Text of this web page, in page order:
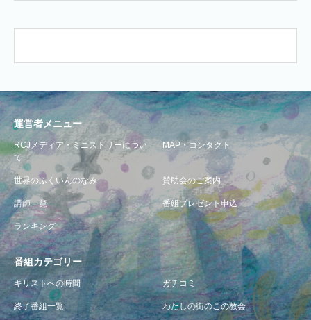
運営者メニュー
RCJメディア・ミニストリーについ
て
MAP・コンタクト
世界のふくいんのなみ 賛助会のご案内
講師一覧 番組プレゼント申込
ランキング
番組カテゴリー
キリストへの時間 ガチコミ
終了番組一覧 わたしの街のこの教会